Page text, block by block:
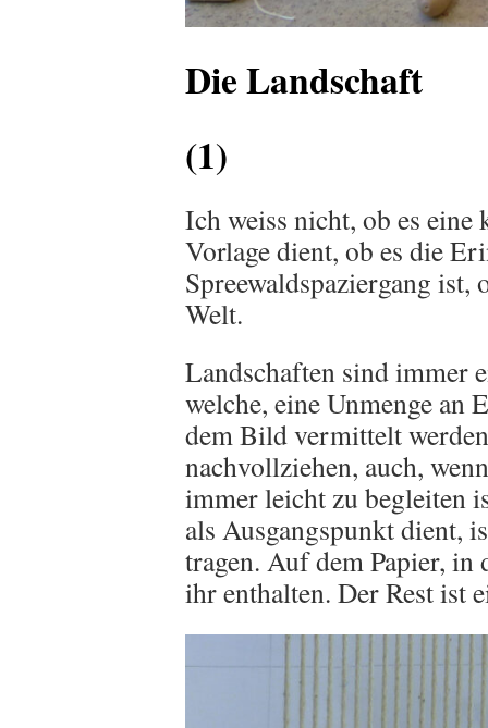
Die Landschaft
(1)
Ich weiss nicht, ob es
Vorlage dient, ob es die
Spreewaldspaziergang ist,
Welt.
Landschaften sind immer
welche, eine Unmenge an
dem Bild vermittelt
nachvollziehen, auch,
immer leicht zu begleiten
als Ausgangspunkt dient,
tragen. Auf dem Papier,
ihr enthalten. Der Rest ist